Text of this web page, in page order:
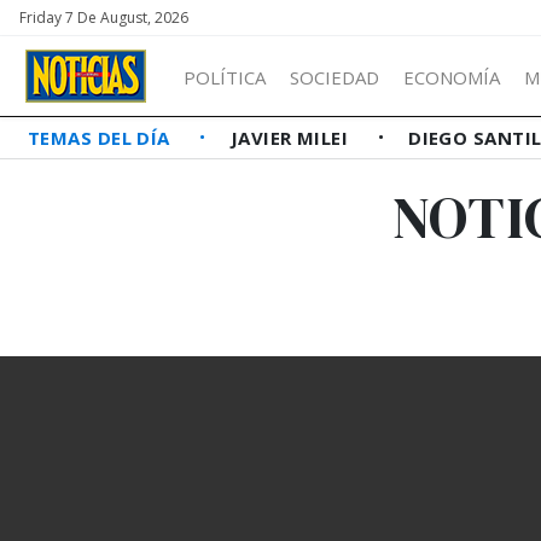
Friday 7 De August, 2026
POLÍTICA SOCIEDAD ECONOMÍA
TEMAS DEL DÍA JAVIER MILEI DIEGO